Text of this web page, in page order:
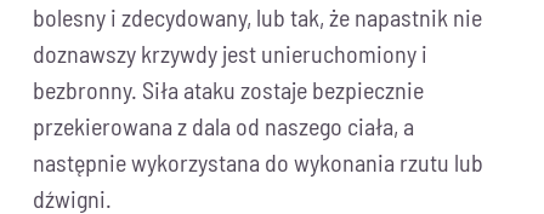
bolesny i zdecydowany, lub tak, że napastnik nie
doznawszy krzywdy jest unieruchomiony i
bezbronny. Siła ataku zostaje bezpiecznie
przekierowana z dala od naszego ciała, a
następnie wykorzystana do wykonania rzutu lub
dźwigni.